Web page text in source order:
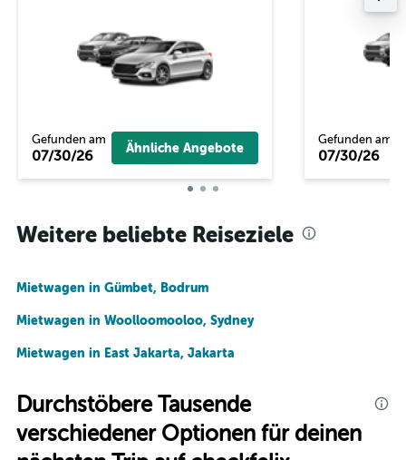
Gefunden am
07/30/26 Ähnliche Angebote
Gefunden am
07/30/26
Weitere beliebte Reiseziele
Mietwagen in Gümbet, Bodrum
Mietwagen in Woolloomooloo, Sydney
Mietwagen in East Jakarta, Jakarta
Durchstöbere Tausende
verschiedener Optionen für deinen